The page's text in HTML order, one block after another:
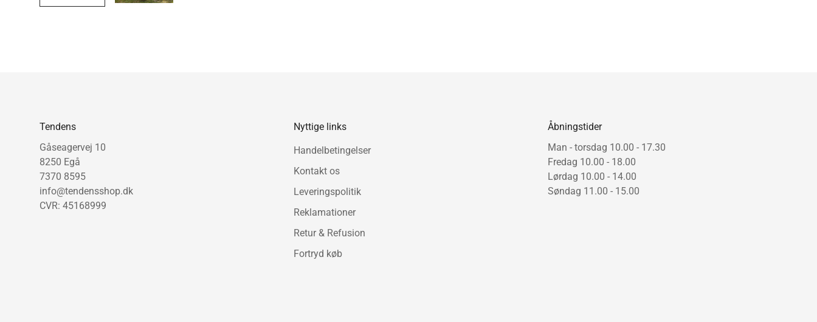
Tendens
Gåseagervej 10
8250 Egå
7370 8595
info@tendensshop.dk
CVR: 45168999
Nyttige links
Handelbetingelser
Kontakt os
Leveringspolitik
Reklamationer
Retur & Refusion
Fortryd køb
Åbningstider
Man - torsdag 10.00 - 17.30
Fredag 10.00 - 18.00
Lørdag 10.00 - 14.00
Søndag 11.00 - 15.00